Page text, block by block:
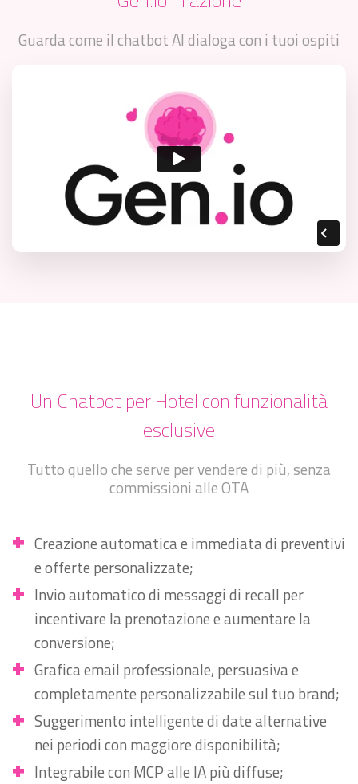
Guarda come il chatbot AI dialoga con i tuoi ospiti
Un Chatbot per Hotel con funzionalità
esclusive
Tutto quello che serve per vendere di più, senza
commissioni alle OTA
Creazione automatica e immediata di preventivi
e offerte personalizzate;
Invio automatico di messaggi di recall per
incentivare la prenotazione e aumentare la
conversione;
Grafica email professionale, persuasiva e
completamente personalizzabile sul tuo brand;
Suggerimento intelligente di date alternative
nei periodi con maggiore disponibilità;
Integrabile con MCP alle IA più diffuse;